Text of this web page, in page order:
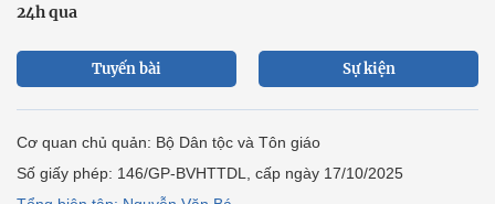
24h qua
Tuyến bài Sự kiện
Cơ quan chủ quản: Bộ Dân tộc và Tôn giáo
Số giấy phép: 146/GP-BVHTTDL, cấp ngày 17/10/2025